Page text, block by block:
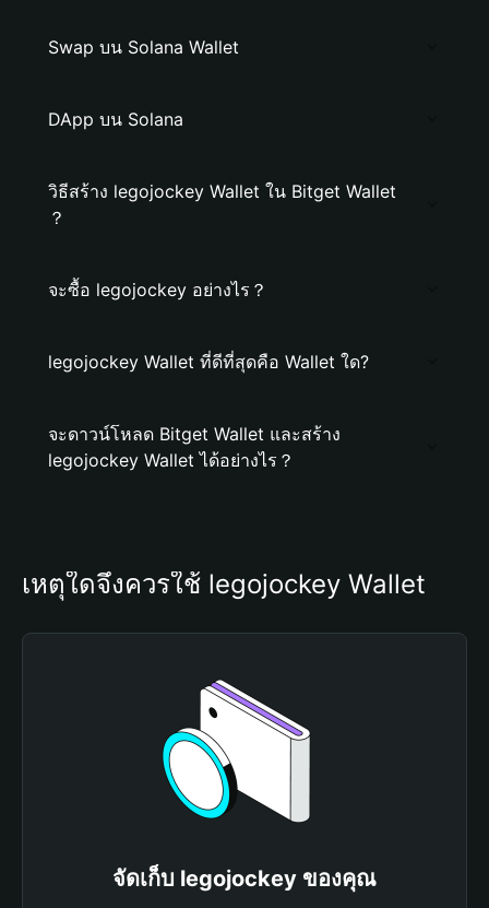
Swap บน Solana Wallet
DApp บน Solana
วิธีสร้าง legojockey Wallet ใน Bitget Wallet
？
จะซื้อ legojockey อย่างไร？
legojockey Wallet ที่ดีที่สุดคือ Wallet ใด?
จะดาวน์โหลด Bitget Wallet และสร้าง
legojockey Wallet ได้อย่างไร？
เหตุใดจึงควรใช้ legojockey Wallet
จัดเก็บ legojockey ของคุณ